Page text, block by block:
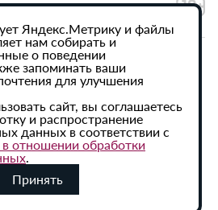
персональных данных
сайта активная
64» обязательна.
Яндекс.Метрику и файлы
нам собирать и
о поведении
запоминать ваши
для улучшения
сайт, вы соглашаетесь
и распространение
данных в соответствии с
отношении обработки
.
Принять